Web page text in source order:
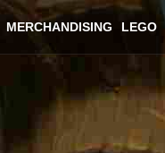
MERCHANDISING LEGO